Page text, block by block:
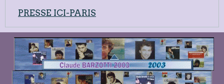
PRESSE ICI-PARIS